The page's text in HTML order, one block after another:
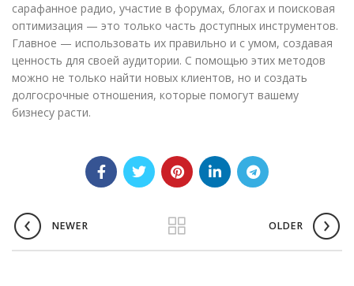
сарафанное радио, участие в форумах, блогах и поисковая
оптимизация — это только часть доступных инструментов.
Главное — использовать их правильно и с умом, создавая
ценность для своей аудитории. С помощью этих методов
можно не только найти новых клиентов, но и создать
долгосрочные отношения, которые помогут вашему
бизнесу расти.
NEWER OLDER